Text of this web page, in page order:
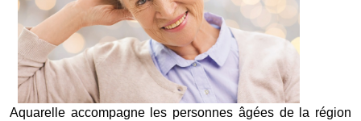
Aquarelle accompagne les personnes âgées de la région